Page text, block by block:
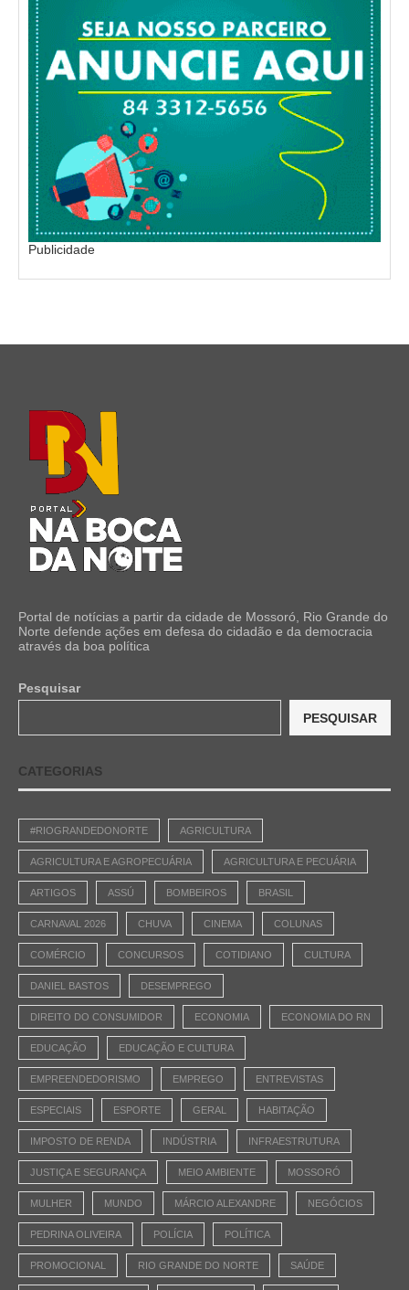
Publicidade
Portal de notícias a partir da cidade de Mossoró, Rio Grande do
Norte defende ações em defesa do cidadão e da democracia
através da boa política
Pesquisar
PESQUISAR
CATEGORIAS
#RIOGRANDEDONORTE AGRICULTURA
AGRICULTURA E AGROPECUÁRIA AGRICULTURA E PECUÁRIA
ARTIGOS ASSÚ BOMBEIROS BRASIL
CARNAVAL 2026 CHUVA CINEMA COLUNAS
COMÉRCIO CONCURSOS COTIDIANO CULTURA
DANIEL BASTOS DESEMPREGO
DIREITO DO CONSUMIDOR ECONOMIA ECONOMIA DO RN
EDUCAÇÃO EDUCAÇÃO E CULTURA
EMPREENDEDORISMO EMPREGO ENTREVISTAS
ESPECIAIS ESPORTE GERAL HABITAÇÃO
IMPOSTO DE RENDA INDÚSTRIA INFRAESTRUTURA
JUSTIÇA E SEGURANÇA MEIO AMBIENTE MOSSORÓ
MULHER MUNDO MÁRCIO ALEXANDRE NEGÓCIOS
PEDRINA OLIVEIRA POLÍCIA POLÍTICA
PROMOCIONAL RIO GRANDE DO NORTE SAÚDE